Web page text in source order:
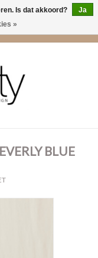
BLUE
Is dat akkoord?
Ja
»